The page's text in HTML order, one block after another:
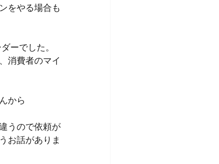
をやる場合も
ーでした。
消費者のマイ
から
うので依頼が
お話がありま